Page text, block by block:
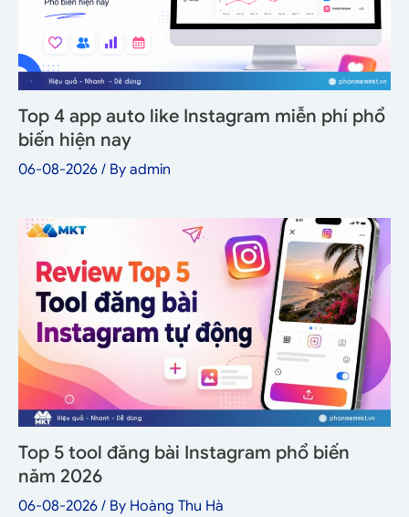
Top 4 app auto like Instagram miễn phí phổ
biến hiện nay
06-08-2026 / By admin
Top 5 tool đăng bài Instagram phổ biến
năm 2026
06-08-2026 / By Hoàng Thu Hà